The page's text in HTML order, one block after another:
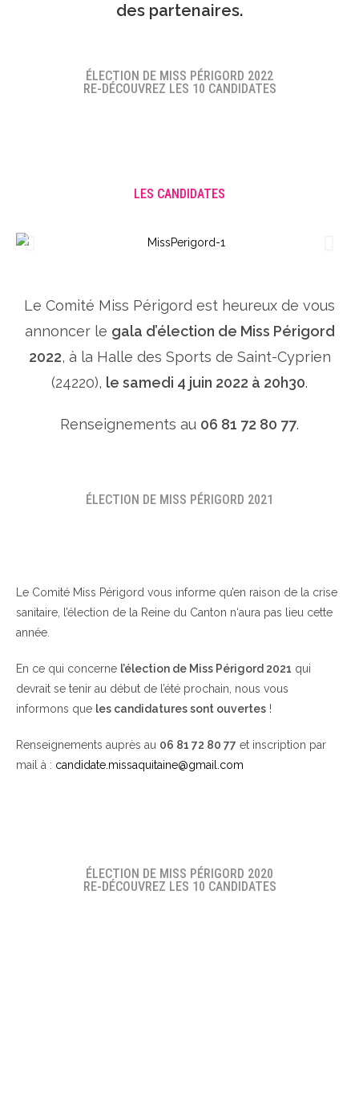
des partenaires.
ÉLECTION DE MISS PÉRIGORD 2022
RE-DÉCOUVREZ LES 10 CANDIDATES
LES CANDIDATES
Le Comité Miss Périgord est heureux de vous
annoncer le gala d’élection de Miss Périgord
2022, à la Halle des Sports de Saint-Cyprien
(24220), le samedi 4 juin 2022 à 20h30.
Renseignements au 06 81 72 80 77.
ÉLECTION DE MISS PÉRIGORD 2021
Le Comité Miss Périgord vous informe qu’en raison de la crise
sanitaire, l’élection de la Reine du Canton n‘aura pas lieu cette
année.
En ce qui concerne l’élection de Miss Périgord 2021 qui
devrait se tenir au début de l’été prochain, nous vous
informons que les candidatures sont ouvertes !
Renseignements auprès au 06 81 72 80 77 et inscription par
mail à : candidate.missaquitaine@gmail.com
ÉLECTION DE MISS PÉRIGORD 2020
RE-DÉCOUVREZ LES 10 CANDIDATES